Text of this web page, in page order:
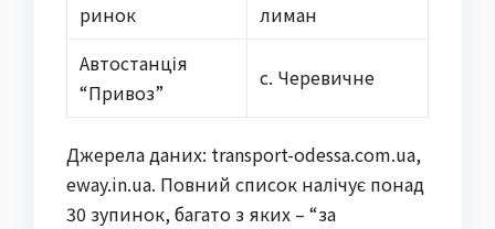
ринок
лиман
Автостанція
“Привоз”
с. Черевичне
Джерела даних: transport-odessa.com.ua,
eway.in.ua. Повний список налічує понад
30 зупинок, багато з яких – “за